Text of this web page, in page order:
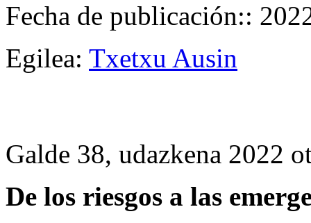
Fecha de publicación::
Egilea: Txetxu Ausin
Galde 38, udazkena 2022
De los riesgos a las